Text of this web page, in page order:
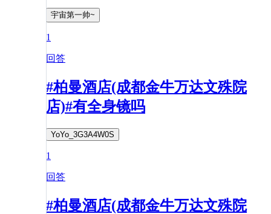
宇宙第一帅~
1
回答
#柏曼酒店(成都金牛万达文殊院
店)#有全身镜吗
YoYo_3G3A4W0S
1
回答
#柏曼酒店(成都金牛万达文殊院